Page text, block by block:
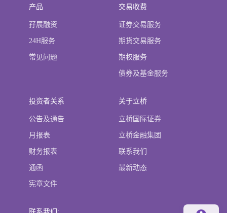
产品
孖展融资
24H服务
常见问题
交易收费
证券交易服务
期货交易服务
期权服务
债券及基金服务
投资者关系
公告及通告
月报表
财务报表
通函
宪章文件
关于立桥
立桥国际证券
立桥金融集团
联系我们
最新动态